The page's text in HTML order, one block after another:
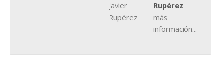
Rupérez
más
información...